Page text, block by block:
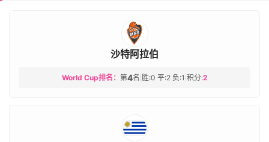
沙特阿拉伯
World Cup排名： 第4名 胜:0 平:2 负:1 积分:2